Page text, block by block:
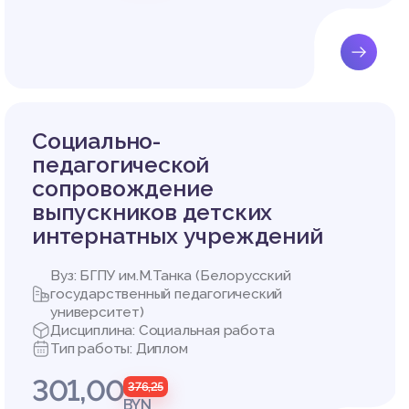
Седо
по
деяте
с
р
под
в
ре
поэта
диагн
Социально-
педагогической
сопровождение
выпускников детских
интернатных учреждений
Вуз: БГПУ им.М.Танка (Белорусский
государственный педагогический
университет)
Дисциплина: Социальная работа
Тип работы: Диплом
301,00 376,25
BYN